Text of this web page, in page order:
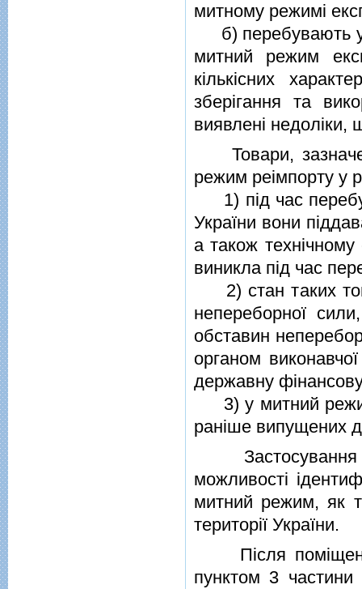
митному режимi
б) перебувають у
митний режим
кiлькiсних
зберiгання та
виявленi недолiки,
Товари,
режим реiмпорту у
1) пiд час
України вони
а також
виникла пiд час
2) стан таких
непереборної
обставин
органом
державну
3) у митний
ранiше випущених
Застосування
можливостi
митний режим, як
територiї України.
Пiсля помiщення
пунктом 3 частини